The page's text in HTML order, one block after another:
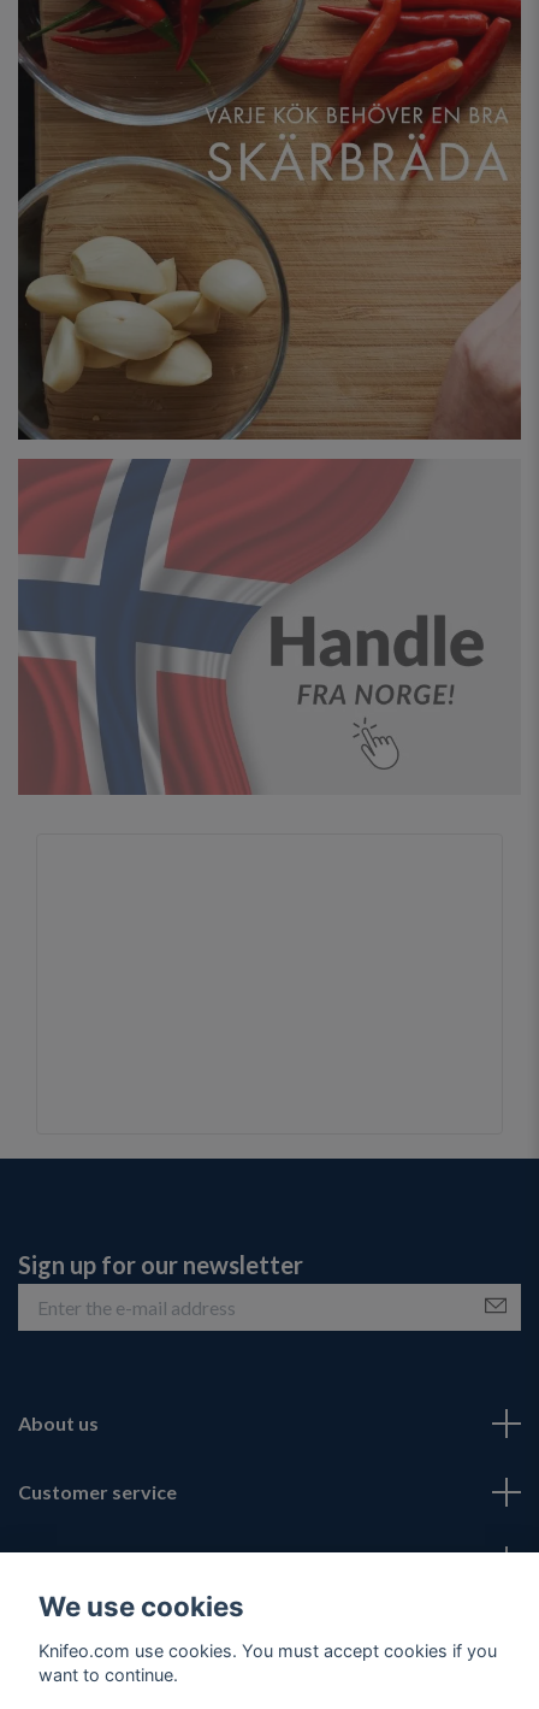
Sign up for our newsletter
About us
Customer service
We use cookies
Knifeo.com use cookies. You must accept cookies if you
want to continue.